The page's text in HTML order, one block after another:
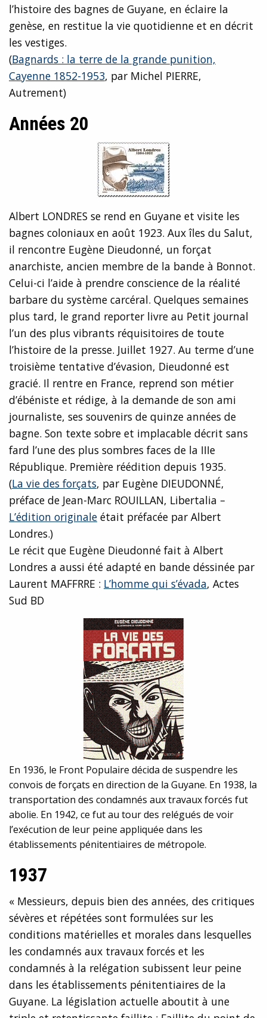
l’histoire des bagnes de Guyane, en éclaire la
genèse, en restitue la vie quotidienne et en décrit
les vestiges.
(Bagnards : la terre de la grande punition,
Cayenne 1852-1953, par Michel PIERRE,
Autrement)
Années 20
Albert LONDRES se rend en Guyane et visite les
bagnes coloniaux en août 1923. Aux îles du Salut,
il rencontre Eugène Dieudonné, un forçat
anarchiste, ancien membre de la bande à Bonnot.
Celui-ci l’aide à prendre conscience de la réalité
barbare du système carcéral. Quelques semaines
plus tard, le grand reporter livre au Petit journal
l’un des plus vibrants réquisitoires de toute
l’histoire de la presse. Juillet 1927. Au terme d’une
troisième tentative d’évasion, Dieudonné est
gracié. Il rentre en France, reprend son métier
d’ébéniste et rédige, à la demande de son ami
journaliste, ses souvenirs de quinze années de
bagne. Son texte sobre et implacable décrit sans
fard l’une des plus sombres faces de la IIIe
République. Première réédition depuis 1935.
(La vie des forçats, par Eugène DIEUDONNÉ,
préface de Jean-Marc ROUILLAN, Libertalia –
L’édition originale était préfacée par Albert
Londres.)
Le récit que Eugène Dieudonné fait à Albert
Londres a aussi été adapté en bande déssinée par
Laurent MAFFRRE : L’homme qui s’évada, Actes
Sud BD
En 1936, le Front Populaire décida de suspendre les
convois de forçats en direction de la Guyane. En 1938, la
transportation des condamnés aux travaux forcés fut
abolie. En 1942, ce fut au tour des relégués de voir
l’exécution de leur peine appliquée dans les
établissements pénitentiaires de métropole.
1937
« Messieurs, depuis bien des années, des critiques
sévères et répétées sont formulées sur les
conditions matérielles et morales dans lesquelles
les condamnés aux travaux forcés et les
condamnés à la relégation subissent leur peine
dans les établissements pénitentiaires de la
Guyane. La législation actuelle aboutit à une